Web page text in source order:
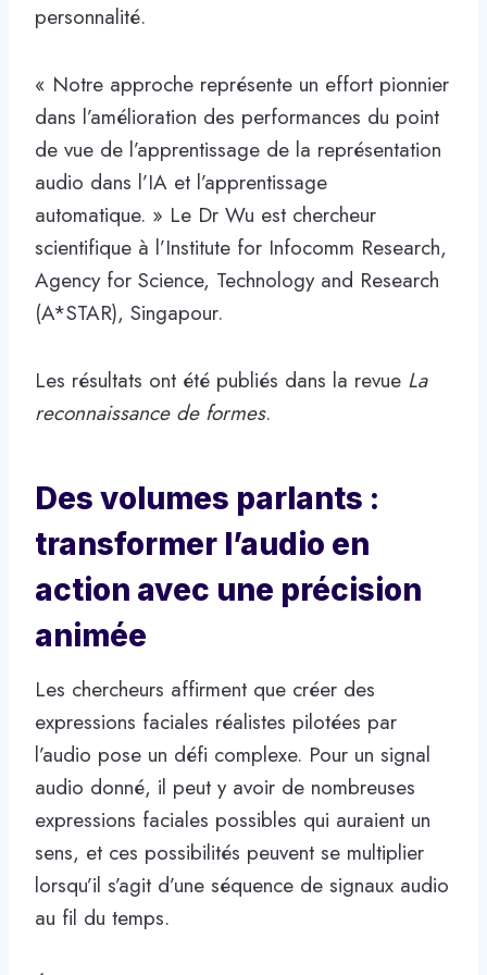
personnalité.
« Notre approche représente un effort pionnier
dans l’amélioration des performances du point
de vue de l’apprentissage de la représentation
audio dans l’IA et l’apprentissage
automatique. » Le Dr Wu est chercheur
scientifique à l’Institute for Infocomm Research,
Agency for Science, Technology and Research
(A*STAR), Singapour.
Les résultats ont été publiés dans la revue La
reconnaissance de formes.
Des volumes parlants :
transformer l’audio en
action avec une précision
animée
Les chercheurs affirment que créer des
expressions faciales réalistes pilotées par
l’audio pose un défi complexe. Pour un signal
audio donné, il peut y avoir de nombreuses
expressions faciales possibles qui auraient un
sens, et ces possibilités peuvent se multiplier
lorsqu’il s’agit d’une séquence de signaux audio
au fil du temps.